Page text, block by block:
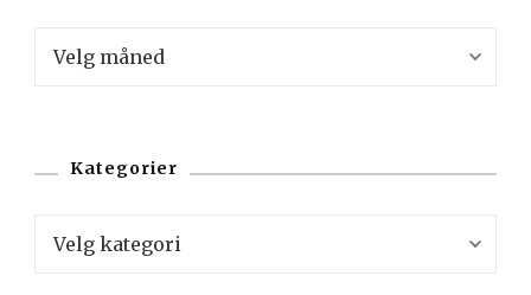
Arkiv
Kategorier
Kategorier